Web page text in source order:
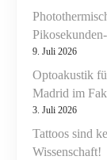
9. Juli 2026
Optoakustik
Madrid im
3. Juli 2026
Tattoos sind
Wissenschaft!